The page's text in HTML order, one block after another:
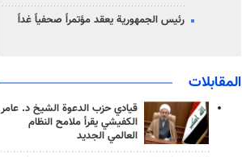
رئيس الجمهورية يعقد مؤتمراً صحفياً غداً
المقابلات
قيادي حزب الدعوة الشيخ د. عامر
الكفيشي يقرأ ملامح النظام
العالمي الجديد